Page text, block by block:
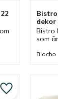
st/fp
Bistro
som
Blocho
Lägg till i